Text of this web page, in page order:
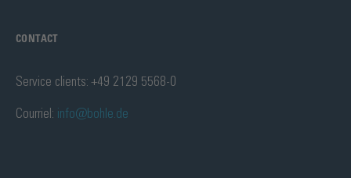
CONTACT
Service clients: +49 2129 5568-0
Courriel: info@bohle.de